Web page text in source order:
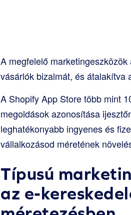
A megfelelő
vásárlók bizalmát, és átalakítva
A Shopify App Store több mint
megoldások azonosítása
leghatékonyabb ingyenes és
vállalkozásod méretének
Típusú
az e-